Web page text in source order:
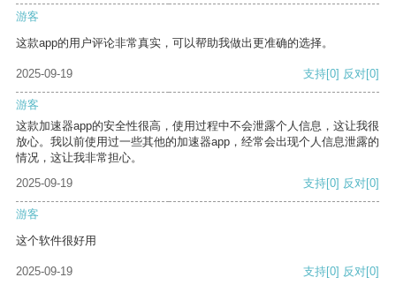
游客
这款app的用户评论非常真实，可以帮助我做出更准确的选择。
2025-09-19 支持[0] 反对[0]
游客
这款加速器app的安全性很高，使用过程中不会泄露个人信息，这让我很
放心。我以前使用过一些其他的加速器app，经常会出现个人信息泄露的
情况，这让我非常担心。
2025-09-19
支持[0] 反对[0]
游客
这个软件很好用
2025-09-19 支持[0] 反对[0]